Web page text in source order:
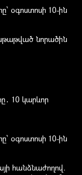
օգոստոսի 10-ին
նորածին
10 կարևոր
օգոստոսի 10-ին
հանձնաժողով.